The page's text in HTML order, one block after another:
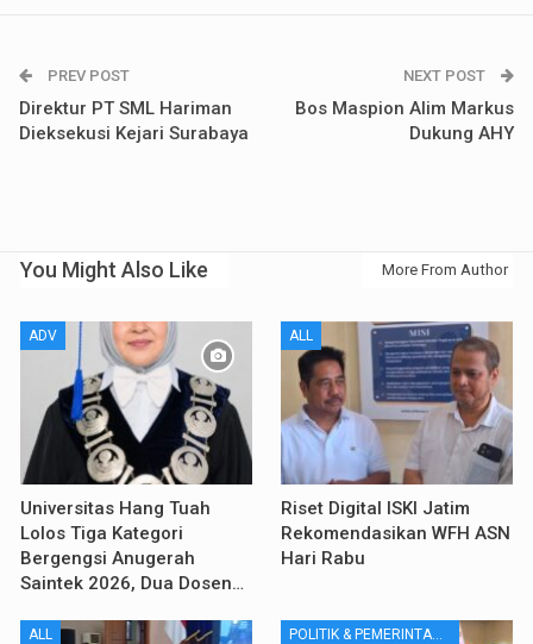
PREV POST
Direktur PT SML Hariman
Dieksekusi Kejari Surabaya
NEXT POST
Bos Maspion Alim Markus
Dukung AHY
You Might Also Like More From Author
ADV
Universitas Hang Tuah
Lolos Tiga Kategori
Bergengsi Anugerah
Saintek 2026, Dua Dosen…
ALL
Riset Digital ISKI Jatim
Rekomendasikan WFH ASN
Hari Rabu
ALL